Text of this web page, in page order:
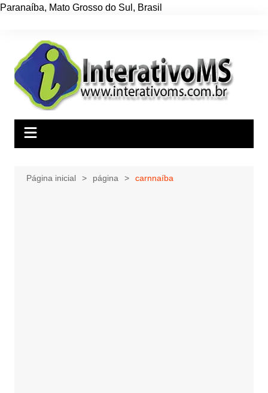
Paranaíba, Mato Grosso do Sul , Brasil
conteúdo
Página inicial página carnnaíba